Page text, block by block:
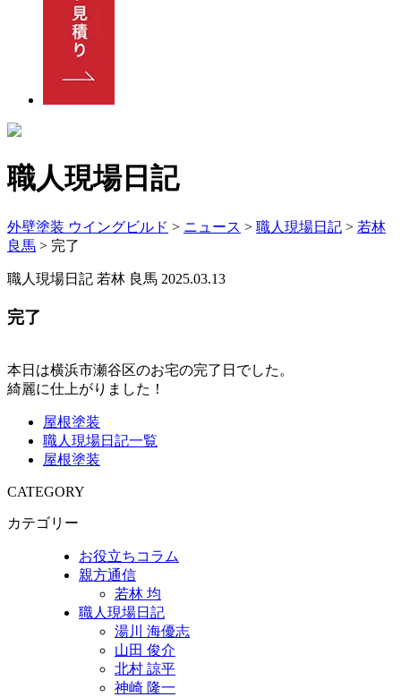
職人現場日記
外壁塗装 ウイングビルド > ニュース > 職人現場日記 > 若林
良馬 > 完了
職人現場日記 若林 良馬 2025.03.13
完了
本日は横浜市瀬谷区のお宅の完了日でした。
綺麗に仕上がりました！
屋根塗装
職人現場日記一覧
屋根塗装
CATEGORY
カテゴリー
お役立ちコラム
親方通信
若林 均
職人現場日記
湯川 海優志
山田 俊介
北村 諒平
神崎 隆一